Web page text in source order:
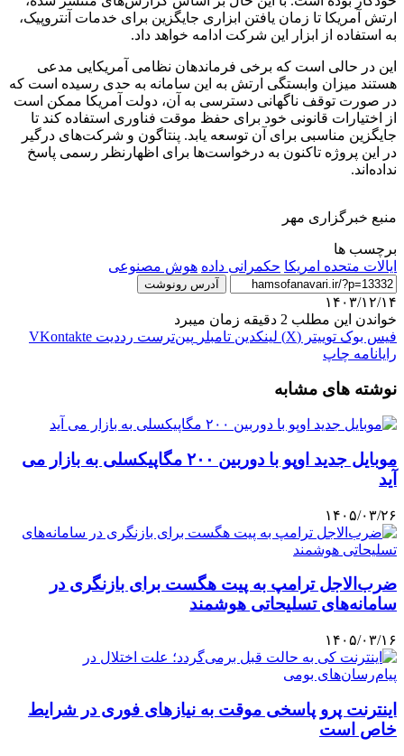
ارتش آمریکا تا زمان یافتن ابزاری جایگزین برای خدمات آنتروپیک،
به استفاده از ابزار این شرکت ادامه خواهد داد.
این در حالی است که برخی فرماندهان نظامی آمریکایی مدعی
هستند میزان وابستگی ارتش به این سامانه به حدی رسیده است که
در صورت توقف ناگهانی دسترسی به آن، دولت آمریکا ممکن است
از اختیارات قانونی خود برای حفظ موقت فناوری استفاده کند تا
جایگزین مناسبی برای آن توسعه یابد. پنتاگون و شرکت‌های درگیر
در این پروژه تاکنون به درخواست‌ها برای اظهارنظر رسمی پاسخ
نداده‌اند.
منبع خبرگزاری مهر
برچسب ها
ایالات متحده امریکا حکمرانی داده هوش مصنوعی
آدرس رونوشت
۱۴۰۳/۱۲/۱۴
خواندن این مطلب 2 دقیقه زمان میبرد
فیس بوک توییتر (X) لینکدین ‫تامبلر ‫پین‌ترست ‫رددیت ‫VKontakte
رایانامه چاپ
نوشته های مشابه
موبایل جدید اوپو با دوربین ۲۰۰ مگاپیکسلی به بازار می
آید
۱۴۰۵/۰۳/۲۶
ضرب‌الاجل ترامپ به پیت هگست برای بازنگری در
سامانه‌های تسلیحاتی هوشمند
۱۴۰۵/۰۳/۱۶
اینترنت پرو پاسخی موقت به نیازهای فوری در شرایط
خاص است